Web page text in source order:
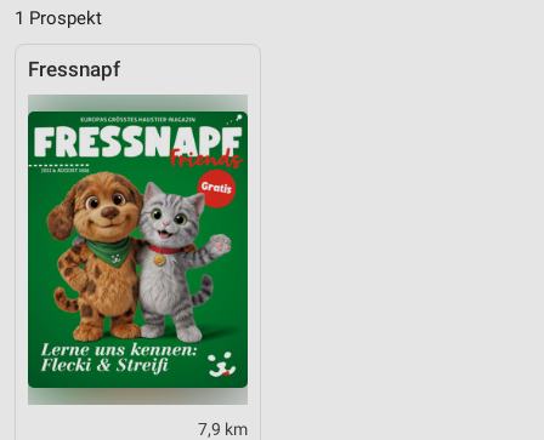
1 Prospekt
Fressnapf
7,9 km